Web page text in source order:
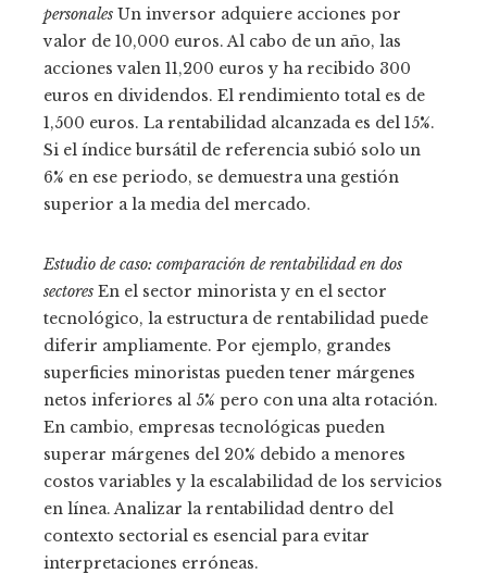
personales Un inversor adquiere acciones por
valor de 10,000 euros. Al cabo de un año, las
acciones valen 11,200 euros y ha recibido 300
euros en dividendos. El rendimiento total es de
1,500 euros. La rentabilidad alcanzada es del 15%.
Si el índice bursátil de referencia subió solo un
6% en ese periodo, se demuestra una gestión
superior a la media del mercado.
Estudio de caso: comparación de rentabilidad en dos
sectores En el sector minorista y en el sector
tecnológico, la estructura de rentabilidad puede
diferir ampliamente. Por ejemplo, grandes
superficies minoristas pueden tener márgenes
netos inferiores al 5% pero con una alta rotación.
En cambio, empresas tecnológicas pueden
superar márgenes del 20% debido a menores
costos variables y la escalabilidad de los servicios
en línea. Analizar la rentabilidad dentro del
contexto sectorial es esencial para evitar
interpretaciones erróneas.